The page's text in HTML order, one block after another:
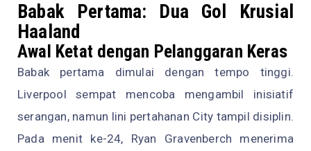
Babak Pertama: Dua Gol Krusial
Haaland
Awal Ketat dengan Pelanggaran Keras
Babak pertama dimulai dengan tempo tinggi.
Liverpool sempat mencoba mengambil inisiatif
serangan, namun lini pertahanan City tampil disiplin.
Pada menit ke-24, Ryan Gravenberch menerima